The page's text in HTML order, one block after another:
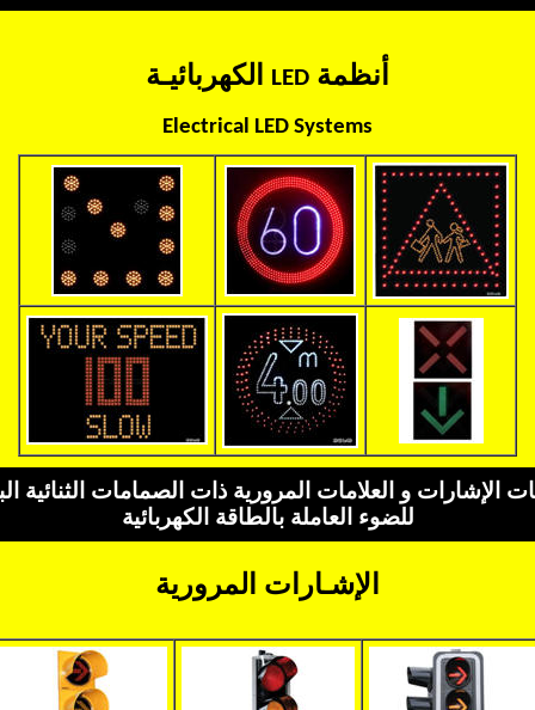
أنظمة LED الكهربائيـة
Electrical LED Systems
الإشارات و العلامات المرورية ذات الصمامات الثنائية
للضوء العاملة بالطاقة الكهربائية
الإشـارات المرورية